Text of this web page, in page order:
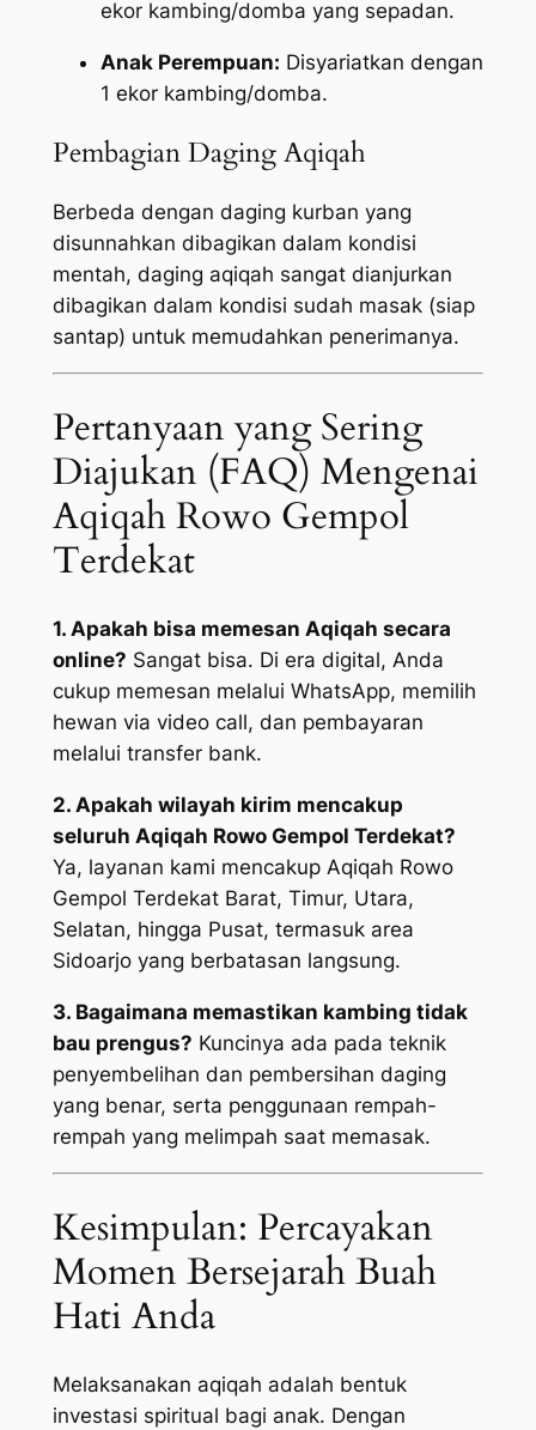
ekor kambing/domba yang sepadan.
Anak Perempuan: Disyariatkan dengan
1 ekor kambing/domba.
Pembagian Daging Aqiqah
Berbeda dengan daging kurban yang
disunnahkan dibagikan dalam kondisi
mentah, daging aqiqah sangat dianjurkan
dibagikan dalam kondisi sudah masak (siap
santap) untuk memudahkan penerimanya.
Pertanyaan yang Sering
Diajukan (FAQ) Mengenai
Aqiqah Rowo Gempol
Terdekat
1. Apakah bisa memesan Aqiqah secara
online? Sangat bisa. Di era digital, Anda
cukup memesan melalui WhatsApp, memilih
hewan via video call, dan pembayaran
melalui transfer bank.
2. Apakah wilayah kirim mencakup
seluruh Aqiqah Rowo Gempol Terdekat?
Ya, layanan kami mencakup Aqiqah Rowo
Gempol Terdekat Barat, Timur, Utara,
Selatan, hingga Pusat, termasuk area
Sidoarjo yang berbatasan langsung.
3. Bagaimana memastikan kambing tidak
bau prengus? Kuncinya ada pada teknik
penyembelihan dan pembersihan daging
yang benar, serta penggunaan rempah-
rempah yang melimpah saat memasak.
Kesimpulan: Percayakan
Momen Bersejarah Buah
Hati Anda
Melaksanakan aqiqah adalah bentuk
investasi spiritual bagi anak. Dengan